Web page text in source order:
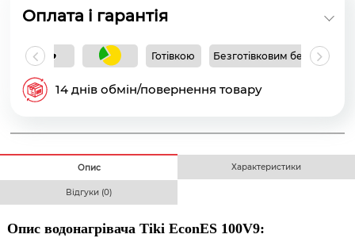
Оплата і гарантія
Готівкою Безготівковим без ПДВ
14 днів обмін/повернення товару
Опис Характеристики
Відгуки (0)
Опис водонагрівача Tiki EconES 100V9: